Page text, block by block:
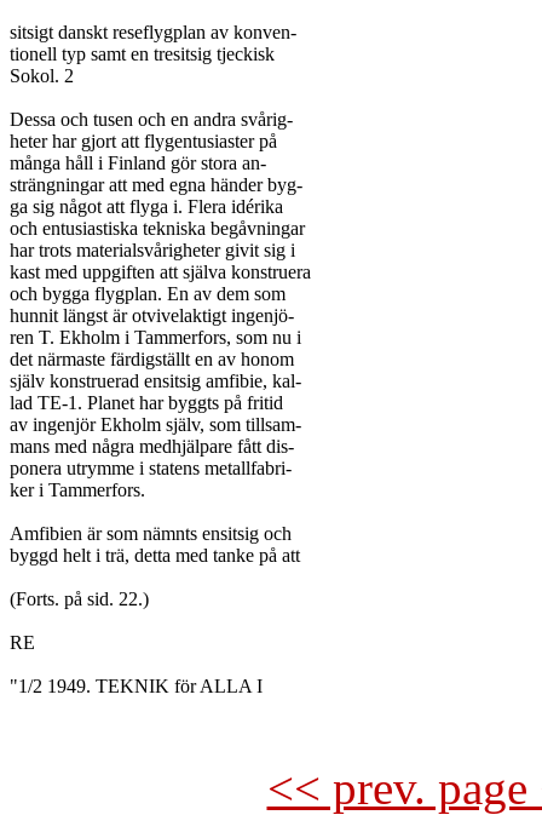
sitsigt danskt reseflygplan av konven-
tionell typ samt en tresitsig tjeckisk
Sokol. 2
Dessa och tusen och en andra svårig-
heter har gjort att flygentusiaster på
många håll i Finland gör stora an-
strängningar att med egna händer byg-
ga sig något att flyga i. Flera idérika
och entusiastiska tekniska begåvningar
har trots materialsvårigheter givit sig i
kast med uppgiften att själva konstruera
och bygga flygplan. En av dem som
hunnit längst är otvivelaktigt ingenjö-
ren T. Ekholm i Tammerfors, som nu i
det närmaste färdigställt en av honom
själv konstruerad ensitsig amfibie, kal-
lad TE-1. Planet har byggts på fritid
av ingenjör Ekholm själv, som tillsam-
mans med några medhjälpare fått dis-
ponera utrymme i statens metallfabri-
ker i Tammerfors.
Amfibien är som nämnts ensitsig och
byggd helt i trä, detta med tanke på att
(Forts. på sid. 22.)
RE
"1/2 1949. TEKNIK för ALLA I
<< prev.